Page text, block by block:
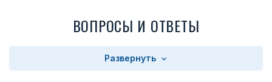
ВОПРОСЫ И ОТВЕТЫ
Развернуть